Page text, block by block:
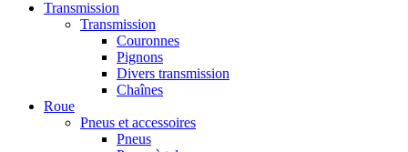
Transmission
Transmission
Couronnes
Pignons
Divers transmission
Chaînes
Roue
Pneus et accessoires
Pneus